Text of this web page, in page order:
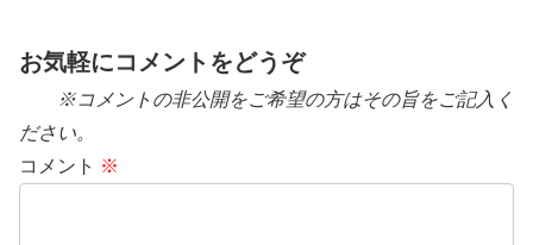
お気軽にコメントをどうぞ
※コメントの非公開をご希望の方はその旨をご記入く
ださい。
コメント ※